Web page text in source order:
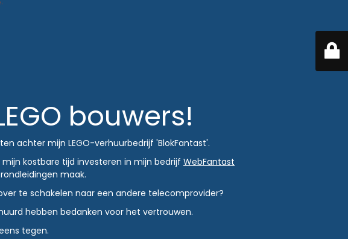
bouwers!
achter mijn LEGO-verhuurbedrijf 'BlokFantast'.
kostbare tijd investeren in mijn bedrijf WebFantast
maak.
te schakelen naar een andere telecomprovider?
hebben bedanken voor het vertrouwen.
tegen.